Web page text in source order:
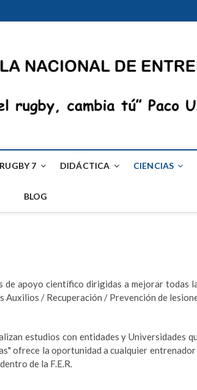
RUGBY 7 DIDÁCTICA CIENCIAS
BLOG
de apoyo científico dirigidas a mejorar todas
/ Recuperación / Prevención de
estudios con entidades y Universidades
ofrece la oportunidad a cualquier entrenador
de la F.E.R.